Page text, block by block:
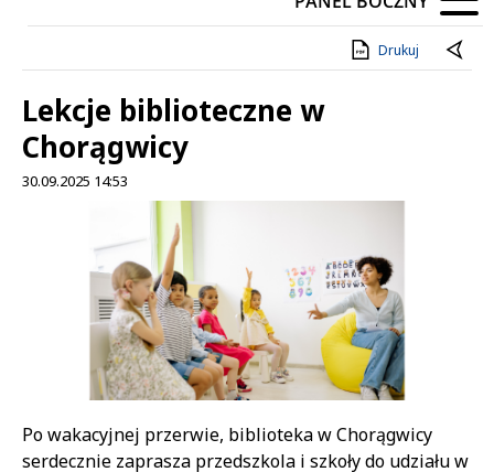
Drukuj
Lekcje biblioteczne w
Chorągwicy
30.09.2025 14:53
Treść
Po wakacyjnej przerwie, biblioteka w Chorągwicy
serdecznie zaprasza przedszkola i szkoły do udziału w